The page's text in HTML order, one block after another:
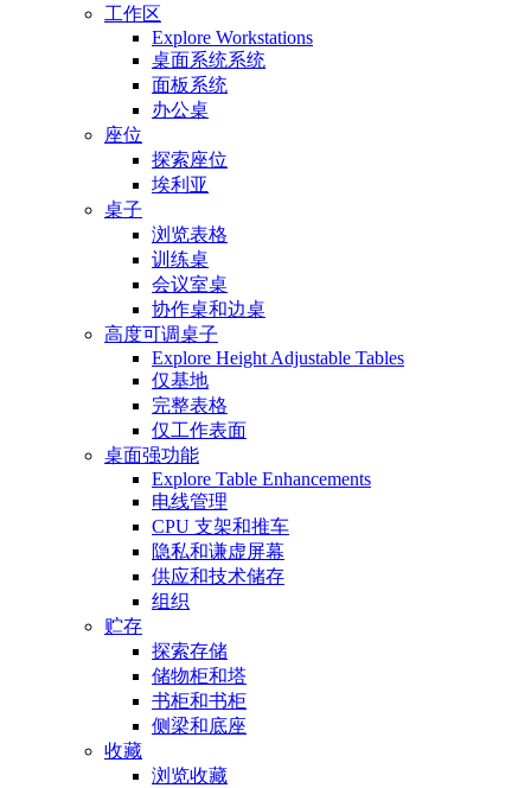
工作区
Explore Workstations
桌面系统系统
面板系统
办公桌
座位
探索座位
埃利亚
桌子
浏览表格
训练桌
会议室桌
协作桌和边桌
高度可调桌子
Explore Height Adjustable Tables
仅基地
完整表格
仅工作表面
桌面强功能
Explore Table Enhancements
电线管理
CPU 支架和推车
隐私和谦虚屏幕
供应和技术储存
组织
贮存
探索存储
储物柜和塔
书柜和书柜
侧梁和底座
收藏
浏览收藏